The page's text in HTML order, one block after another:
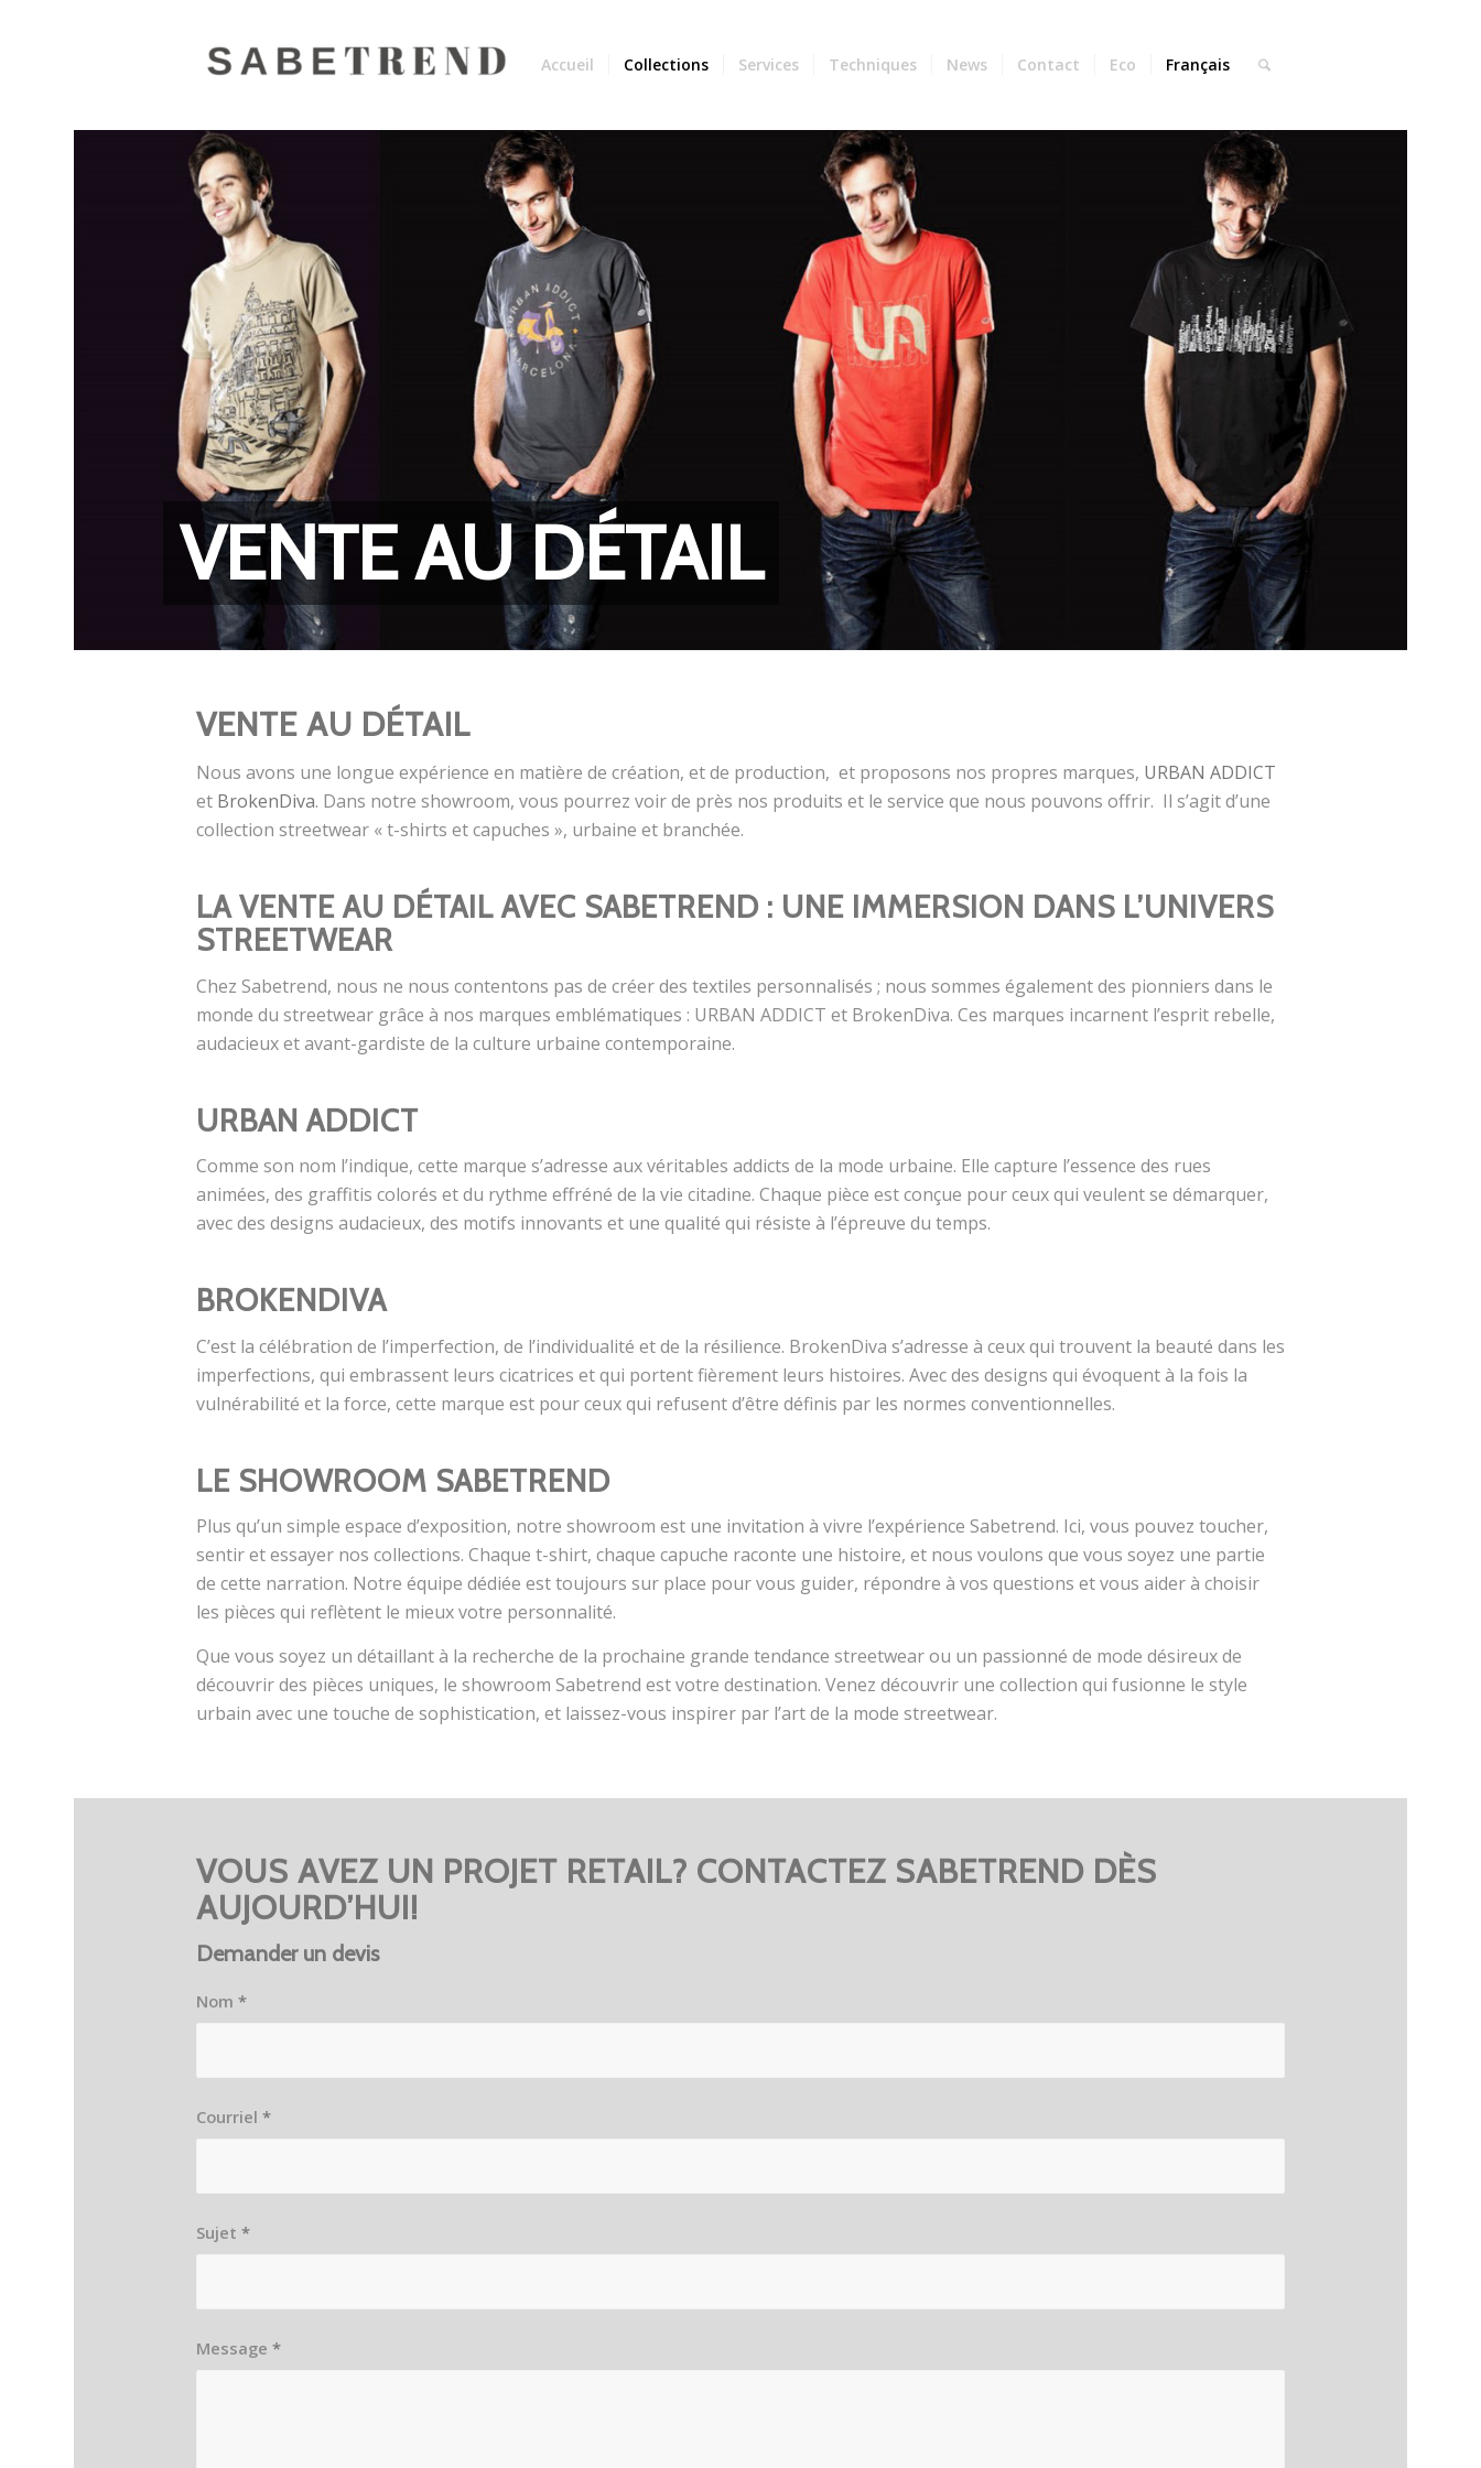
Accueil Collections Services Techniques News Contact Eco Français
VENTE AU DÉTAIL
VENTE AU DÉTAIL
Nous avons une longue expérience en matière de création, et de production, et proposons nos propres marques, URBAN ADDICT
et BrokenDiva. Dans notre showroom, vous pourrez voir de près nos produits et le service que nous pouvons offrir. Il s’agit d’une
collection streetwear « t-shirts et capuches », urbaine et branchée.
LA VENTE AU DÉTAIL AVEC SABETREND : UNE IMMERSION DANS L’UNIVERS
STREETWEAR
Chez Sabetrend, nous ne nous contentons pas de créer des textiles personnalisés ; nous sommes également des pionniers dans le
monde du streetwear grâce à nos marques emblématiques : URBAN ADDICT et BrokenDiva. Ces marques incarnent l’esprit rebelle,
audacieux et avant-gardiste de la culture urbaine contemporaine.
URBAN ADDICT
Comme son nom l’indique, cette marque s’adresse aux véritables addicts de la mode urbaine. Elle capture l’essence des rues
animées, des graffitis colorés et du rythme effréné de la vie citadine. Chaque pièce est conçue pour ceux qui veulent se démarquer,
avec des designs audacieux, des motifs innovants et une qualité qui résiste à l’épreuve du temps.
BROKENDIVA
C’est la célébration de l’imperfection, de l’individualité et de la résilience. BrokenDiva s’adresse à ceux qui trouvent la beauté dans les
imperfections, qui embrassent leurs cicatrices et qui portent fièrement leurs histoires. Avec des designs qui évoquent à la fois la
vulnérabilité et la force, cette marque est pour ceux qui refusent d’être définis par les normes conventionnelles.
LE SHOWROOM SABETREND
Plus qu’un simple espace d’exposition, notre showroom est une invitation à vivre l’expérience Sabetrend. Ici, vous pouvez toucher,
sentir et essayer nos collections. Chaque t-shirt, chaque capuche raconte une histoire, et nous voulons que vous soyez une partie
de cette narration. Notre équipe dédiée est toujours sur place pour vous guider, répondre à vos questions et vous aider à choisir
les pièces qui reflètent le mieux votre personnalité.
Que vous soyez un détaillant à la recherche de la prochaine grande tendance streetwear ou un passionné de mode désireux de
découvrir des pièces uniques, le showroom Sabetrend est votre destination. Venez découvrir une collection qui fusionne le style
urbain avec une touche de sophistication, et laissez-vous inspirer par l’art de la mode streetwear.
VOUS AVEZ UN PROJET RETAIL? CONTACTEZ SABETREND DÈS
AUJOURD’HUI!
Demander un devis
Nom *
Courriel *
Sujet *
Message *